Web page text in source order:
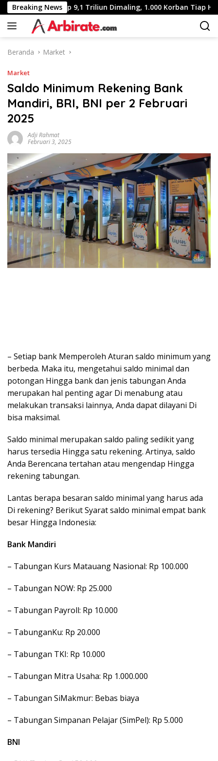
Langsung
ke
konten
Breaking News
RI Rp 9,1 Triliun Dimaling, 1.000 Korban Tiap Hari
Beranda Market
Market
Saldo Minimum Rekening Bank
Mandiri, BRI, BNI per 2 Februari
2025
Adji Rahmat
Februari 3, 2025
– Setiap bank Memperoleh Aturan saldo minimum yang
berbeda. Maka itu, mengetahui saldo minimal dan
potongan Hingga bank dan jenis tabungan Anda
merupakan hal penting agar Di menabung atau
melakukan transaksi lainnya, Anda dapat dilayani Di
bisa maksimal.
Saldo minimal merupakan saldo paling sedikit yang
harus tersedia Hingga satu rekening. Artinya, saldo
Anda Berencana tertahan atau mengendap Hingga
rekening tabungan.
Lantas berapa besaran saldo minimal yang harus ada
Di rekening? Berikut Syarat saldo minimal empat bank
besar Hingga Indonesia:
Bank Mandiri
– Tabungan Kurs Matauang Nasional: Rp 100.000
– Tabungan NOW: Rp 25.000
– Tabungan Payroll: Rp 10.000
– TabunganKu: Rp 20.000
– Tabungan TKI: Rp 10.000
– Tabungan Mitra Usaha: Rp 1.000.000
– Tabungan SiMakmur: Bebas biaya
– Tabungan Simpanan Pelajar (SimPel): Rp 5.000
BNI